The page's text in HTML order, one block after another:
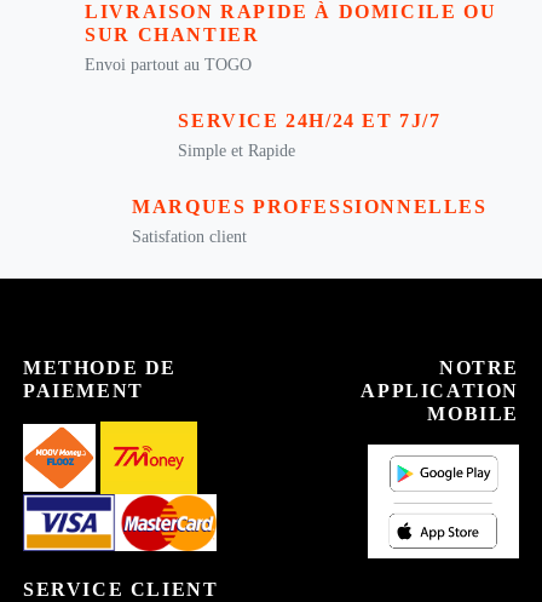
LIVRAISON RAPIDE À DOMICILE OU
SUR CHANTIER
Envoi partout au TOGO
SERVICE 24H/24 ET 7J/7
Simple et Rapide
MARQUES PROFESSIONNELLES
Satisfation client
METHODE DE
PAIEMENT
NOTRE
APPLICATION
MOBILE
SERVICE CLIENT